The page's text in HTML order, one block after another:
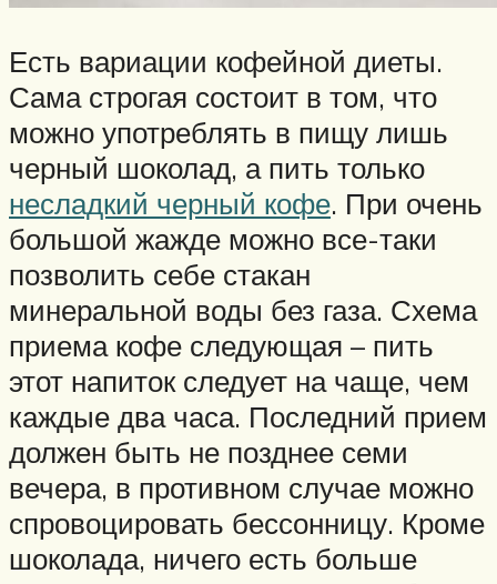
Есть вариации кофейной диеты.
Сама строгая состоит в том, что
можно употреблять в пищу лишь
черный шоколад, а пить только
несладкий черный кофе. При очень
большой жажде можно все-таки
позволить себе стакан
минеральной воды без газа. Схема
приема кофе следующая – пить
этот напиток следует на чаще, чем
каждые два часа. Последний прием
должен быть не позднее семи
вечера, в противном случае можно
спровоцировать бессонницу. Кроме
шоколада, ничего есть больше